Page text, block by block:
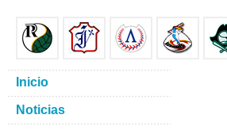
Inicio
Noticias